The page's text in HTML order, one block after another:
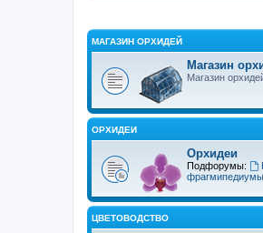
МАГАЗИН ОРХИДЕЙ
Магазин
Магазин
ОРХИДЕИ
Орхидеи
Подфорумы:
фрагмипедиумы
ЦВЕТОВОДСТВО